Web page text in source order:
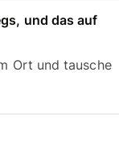
und das auf
Ort und tausche